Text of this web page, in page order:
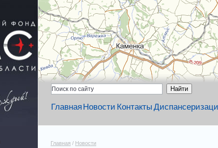
Главная Новости Контакты
Главная / Новости